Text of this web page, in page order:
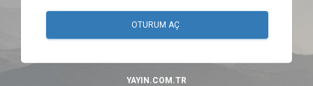
OTURUM AÇ
YAYIN.COM.TR